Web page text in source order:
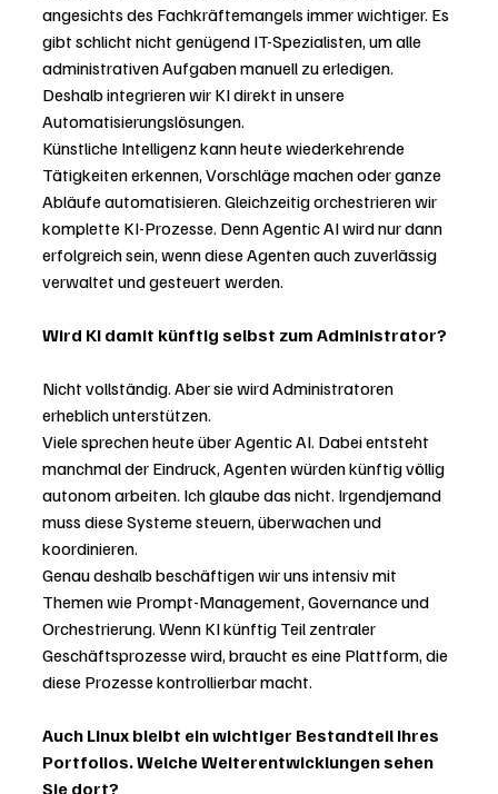
angesichts des Fachkräftemangels immer wichtiger. Es
gibt schlicht nicht genügend IT-Spezialisten, um alle
administrativen Aufgaben manuell zu erledigen.
Deshalb integrieren wir KI direkt in unsere
Automatisierungslösungen.
Künstliche Intelligenz kann heute wiederkehrende
Tätigkeiten erkennen, Vorschläge machen oder ganze
Abläufe automatisieren. Gleichzeitig orchestrieren wir
komplette KI-Prozesse. Denn Agentic AI wird nur dann
erfolgreich sein, wenn diese Agenten auch zuverlässig
verwaltet und gesteuert werden.
Wird KI damit künftig selbst zum Administrator?
Nicht vollständig. Aber sie wird Administratoren
erheblich unterstützen.
Viele sprechen heute über Agentic AI. Dabei entsteht
manchmal der Eindruck, Agenten würden künftig völlig
autonom arbeiten. Ich glaube das nicht. Irgendjemand
muss diese Systeme steuern, überwachen und
koordinieren.
Genau deshalb beschäftigen wir uns intensiv mit
Themen wie Prompt-Management, Governance und
Orchestrierung. Wenn KI künftig Teil zentraler
Geschäftsprozesse wird, braucht es eine Plattform, die
diese Prozesse kontrollierbar macht.
Auch Linux bleibt ein wichtiger Bestandteil Ihres
Portfolios. Welche Weiterentwicklungen sehen
Sie dort?